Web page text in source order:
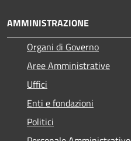
AMMINISTRAZIONE
Organi di Governo
Aree Amministrative
Uffici
Enti e fondazioni
Politici